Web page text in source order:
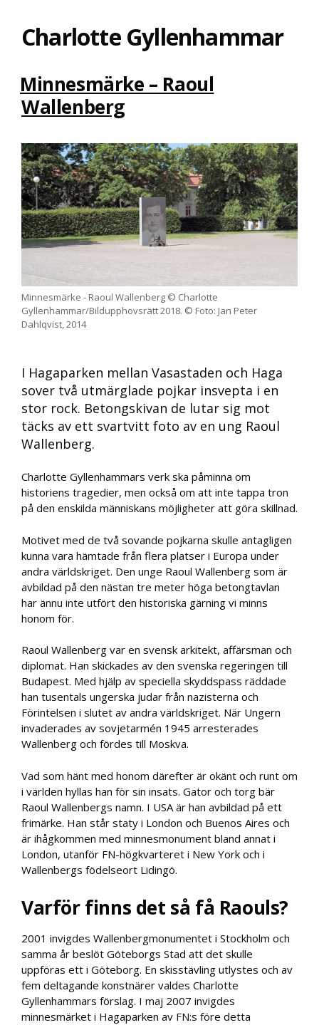
Charlotte Gyllenhammar
Minnesmärke – Raoul
Wallenberg
Minnesmärke - Raoul Wallenberg © Charlotte
Gyllenhammar/Bildupphovsrätt 2018. © Foto: Jan Peter
Dahlqvist, 2014
I Hagaparken mellan Vasastaden och Haga
sover två utmärglade pojkar insvepta i en
stor rock. Betongskivan de lutar sig mot
täcks av ett svartvitt foto av en ung Raoul
Wallenberg.
Charlotte Gyllenhammars verk ska påminna om
historiens tragedier, men också om att inte tappa tron
på den enskilda människans möjligheter att göra skillnad.
Motivet med de två sovande pojkarna skulle antagligen
kunna vara hämtade från flera platser i Europa under
andra världskriget. Den unge Raoul Wallenberg som är
avbildad på den nästan tre meter höga betongtavlan
har ännu inte utfört den historiska gärning vi minns
honom för.
Raoul Wallenberg var en svensk arkitekt, affärsman och
diplomat. Han skickades av den svenska regeringen till
Budapest. Med hjälp av speciella skyddspass räddade
han tusentals ungerska judar från nazisterna och
Förintelsen i slutet av andra världskriget. När Ungern
invaderades av sovjetarmén 1945 arresterades
Wallenberg och fördes till Moskva.
Vad som hänt med honom därefter är okänt och runt om
i världen hyllas han för sin insats. Gator och torg bär
Raoul Wallenbergs namn. I USA är han avbildad på ett
frimärke. Han står staty i London och Buenos Aires och
är ihågkommen med minnesmonument bland annat i
London, utanför FN-högkvarteret i New York och i
Wallenbergs födelseort Lidingö.
Varför finns det så få Raouls?
2001 invigdes Wallenbergmonumentet i Stockholm och
samma år beslöt Göteborgs Stad att det skulle
uppföras ett i Göteborg. En skisstävling utlystes och av
fem deltagande konstnärer valdes Charlotte
Gyllenhammars förslag. I maj 2007 invigdes
minnesmärket i Hagaparken av FN:s före detta